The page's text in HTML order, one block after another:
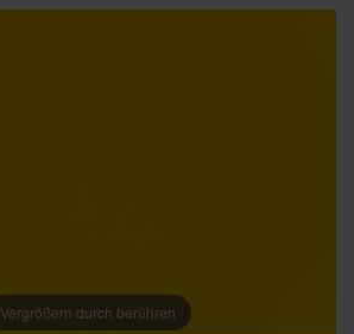
Vergrößern durch berühren